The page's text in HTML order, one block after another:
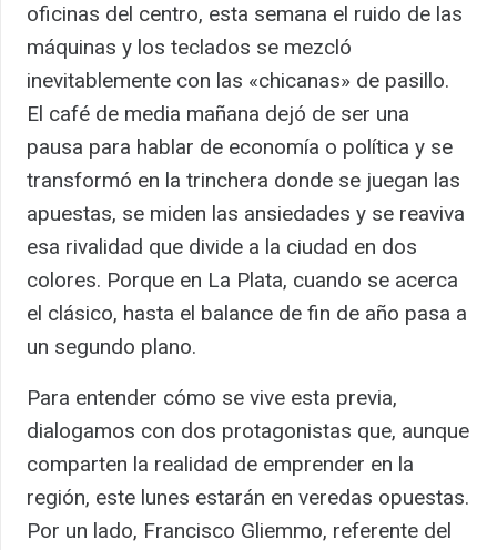
oficinas del centro, esta semana el ruido de las
máquinas y los teclados se mezcló
inevitablemente con las «chicanas» de pasillo.
El café de media mañana dejó de ser una
pausa para hablar de economía o política y se
transformó en la trinchera donde se juegan las
apuestas, se miden las ansiedades y se reaviva
esa rivalidad que divide a la ciudad en dos
colores. Porque en La Plata, cuando se acerca
el clásico, hasta el balance de fin de año pasa a
un segundo plano.
Para entender cómo se vive esta previa,
dialogamos con dos protagonistas que, aunque
comparten la realidad de emprender en la
región, este lunes estarán en veredas opuestas.
Por un lado, Francisco Gliemmo, referente del